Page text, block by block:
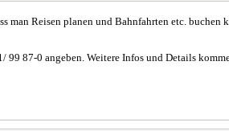
man Reisen planen und Bahnfahrten etc. buchen
87-0 angeben. Weitere Infos und Details